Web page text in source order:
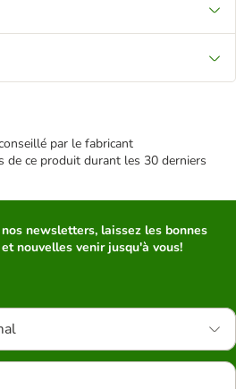
par le fabricant
de ce produit durant les 30 derniers
newsletters, laissez les bonnes
nouvelles venir jusqu'à vous!